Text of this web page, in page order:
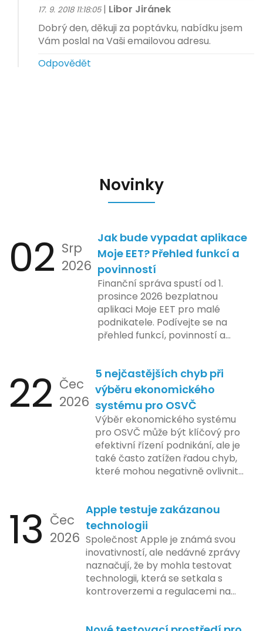
17. 9. 2018 11:18:05 | Libor Jiránek
Dobrý den, děkuji za poptávku, nabídku jsem
Vám poslal na Vaši emailovou adresu.
Odpovědět
Novinky
02 Srp
2026
Jak bude vypadat aplikace
Moje EET? Přehled funkcí a
povinností
Finanční správa spustí od 1.
prosince 2026 bezplatnou
aplikaci Moje EET pro malé
podnikatele. Podívejte se na
přehled funkcí, povinností a
22 Čec
2026
5 nejčastějších chyb při
výběru ekonomického
systému pro OSVČ
Výběr ekonomického systému
pro OSVČ může být klíčový pro
efektivní řízení podnikání, ale je
také často zatížen řadou chyb,
které mohou negativně ovlivnit
by se podnikatelé měli vyvarovat.
13 Čec
2026
Apple testuje zakázanou
technologii
Společnost Apple je známá svou
inovativností, ale nedávné zprávy
naznačují, že by mohla testovat
technologii, která se setkala s
kontroverzemi a regulacemi na